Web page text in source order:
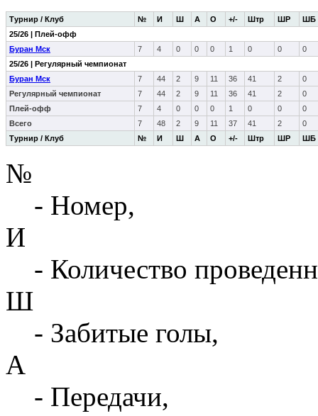
Турнир / Клуб № И Ш А О +/- Штр ШР ШБ
Турнир / Клуб № И Ш А О +/- Штр ШР ШБ
25/26 | Плей-офф
Буран Мск
7 4 0 0 0 1 0 0
0
25/26 | Регулярный чемпионат
Буран Мск
7 44 2 9 11 36 41 2
0
Регулярный чемпионат
7 44 2 9 11 36 41 2
0
Плей-офф
7 4 0 0 0 1 0 0
0
Всего
7 48 2 9 11 37 41 2 0
№
- Номер,
И
- Количество
Ш
- Забитые голы,
А
- Передачи,